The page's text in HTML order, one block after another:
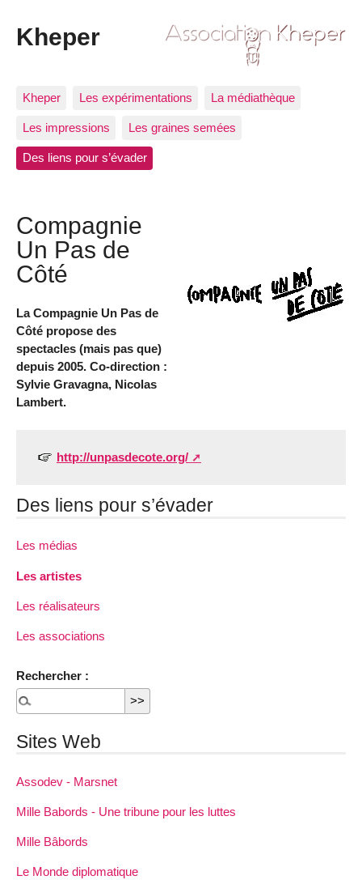
Kheper
Kheper Les expérimentations La médiathèque
Les impressions Les graines semées
Des liens pour s’évader
Compagnie
Un Pas de
Côté
La Compagnie Un Pas de
Côté propose des
spectacles (mais pas que)
depuis 2005. Co-direction :
Sylvie Gravagna, Nicolas
Lambert.
http://unpasdecote.org/
Des liens pour s’évader
Les médias
Les artistes
Les réalisateurs
Les associations
Rechercher :
Sites Web
Assodev - Marsnet
Mille Babords - Une tribune pour les luttes
Mille Bâbords
Le Monde diplomatique